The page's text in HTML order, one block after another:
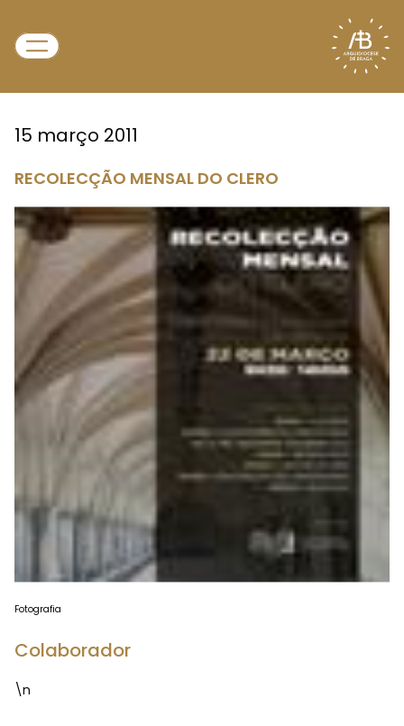
15 março 2011
RECOLECÇÃO MENSAL DO CLERO
Fotografia
Colaborador
\n